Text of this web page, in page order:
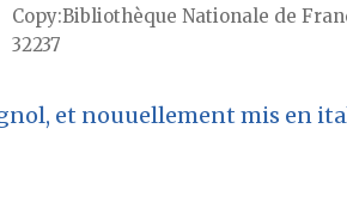
Copy Bibliothèque Nationale de
32237
et nouuellement mis en